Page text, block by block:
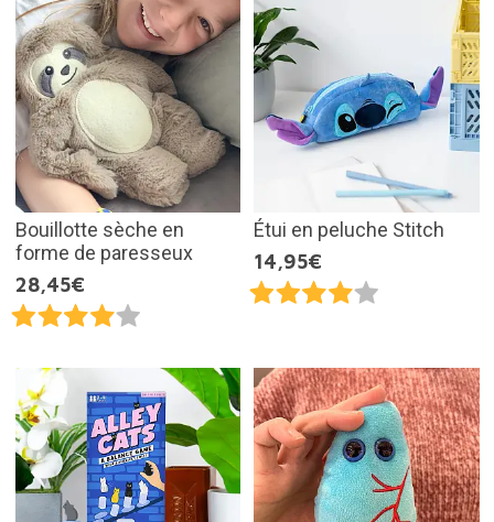
Bouillotte sèche en
forme de paresseux
28,45€
Étui en peluche Stitch
14,95€